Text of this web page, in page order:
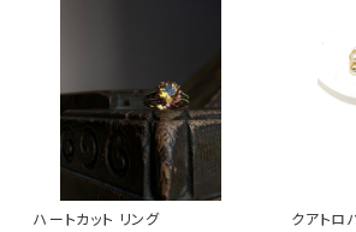
ハートカット リング クアトロ